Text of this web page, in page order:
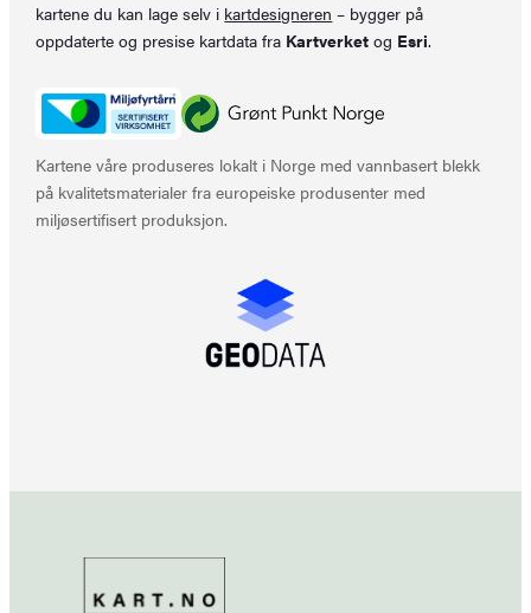
kartene du kan lage selv i kartdesigneren – bygger på
oppdaterte og presise kartdata fra Kartverket og Esri.
Kartene våre produseres lokalt i Norge med vannbasert blekk
på kvalitetsmaterialer fra europeiske produsenter med
miljøsertifisert produksjon.